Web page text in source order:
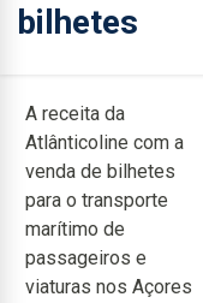
bilhetes
A receita da
Atlânticoline com a
venda de bilhetes
para o transporte
marítimo de
passageiros e
viaturas nos Açores